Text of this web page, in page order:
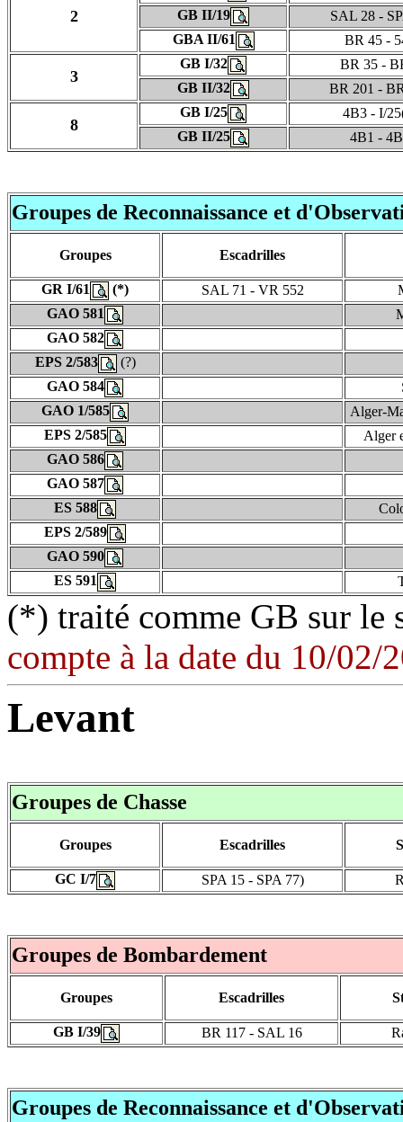
2
GB II/19
SAL 28 -
GBA II/61
BR 45 -
3
GB I/32
BR 35 -
GB II/32
BR 201 -
8
GB I/25
4B3 - I/
GB II/25
4B1 -
Groupes de Reconnaissance et
Groupes Escadrilles
GR I/61 (*) SAL 71 - VR 552
GAO 581
GAO 582
EPS 2/583
(?)
GAO 584
GAO 1/585
Alger-
EPS 2/585
Alger
GAO 586
GAO 587
ES 588
EPS 2/589
GAO 590
ES 591
(*) traité comme GB sur le
compte à la date du 10/02/
Levant
Groupes de Chasse
Groupes Escadrilles
GC I/7 SPA 15 - SPA 77)
Groupes de Bombardement
Groupes Escadrilles
GB I/39 BR 117 - SAL 16
Groupes de Reconnaissance et